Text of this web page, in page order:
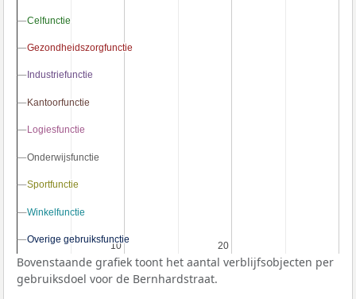
10
10 20
20
Celfunctie
Celfunctie
Gezondheidszorgfunctie
Gezondheidszorgfunctie
Industriefunctie
Industriefunctie
Kantoorfunctie
Kantoorfunctie
Logiesfunctie
Logiesfunctie
Onderwijsfunctie
Onderwijsfunctie
Sportfunctie
Sportfunctie
Winkelfunctie
Winkelfunctie
Overige gebruiksfunctie
Overige gebruiksfunctie
Bovenstaande grafiek toont het aantal verblijfsobjecten per
gebruiksdoel voor de Bernhardstraat.